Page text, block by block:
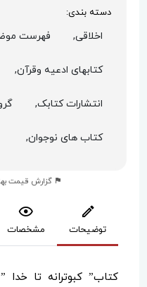
دسته بندی:
اخلاقی, فهرست
کتابهای ادعیه وقرآن,
انتشارات کتابک,
کتاب های نوجوان,
گزارش قیمت
توضیحات مشخصات
کتاب” کبوترانه تا خدا